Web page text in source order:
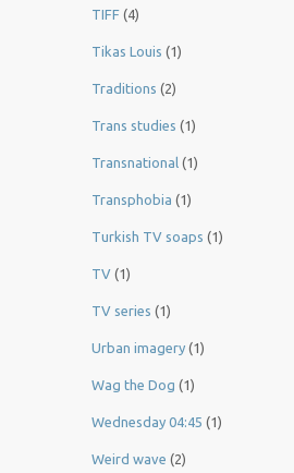
TIFF (4)
Tikas Louis (1)
Traditions (2)
Trans studies (1)
Transnational (1)
Transphobia (1)
Turkish TV soaps (1)
TV (1)
TV series (1)
Urban imagery (1)
Wag the Dog (1)
Wednesday 04:45 (1)
Weird wave (2)